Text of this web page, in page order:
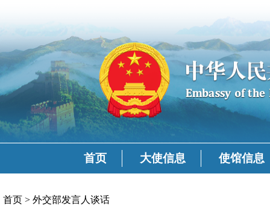
首页 大使信息 使馆信息
首页 > 外交部发言人谈话